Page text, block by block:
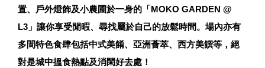
置、戶外燈飾及小農圃於一身的「MOKO GARDEN @
L3」讓你享受閒暇、尋找屬於自己的放鬆時間。場內亦有
多間特色食肆包括中式美餚、亞洲薈萃、西方美饌等，絕
對是城中搵食熱點及消閑好去處！